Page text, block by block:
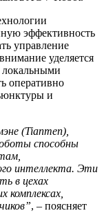
эффективность
управление
уделяется
локальными
оперативно
и
(Tianmen),
способны
интеллекта. Эти
в цехах
комплексах,
, – поясняет